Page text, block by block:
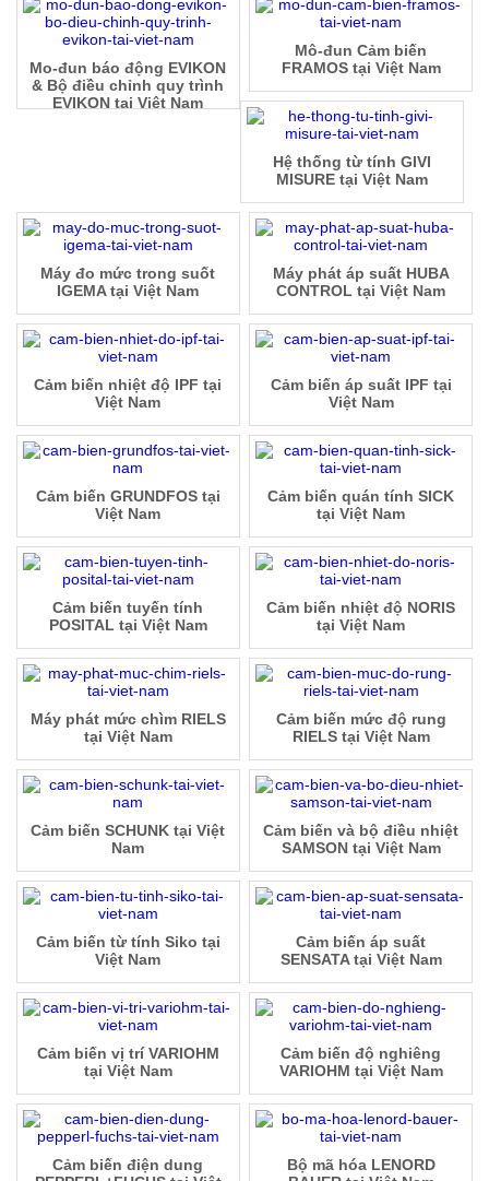
Mo-đun báo động EVIKON
& Bộ điều chỉnh quy trình
EVIKON tại Việt Nam
Mô-đun Cảm biến
FRAMOS tại Việt Nam
Hệ thống từ tính GIVI
MISURE tại Việt Nam
Máy phát áp suất HUBA
CONTROL tại Việt Nam
Máy đo mức trong suốt
IGEMA tại Việt Nam
Cảm biến áp suất IPF tại
Việt Nam
Cảm biến nhiệt độ IPF tại
Việt Nam
Cảm biến quán tính SICK
tại Việt Nam
Cảm biến GRUNDFOS tại
Việt Nam
Cảm biến nhiệt độ NORIS
tại Việt Nam
Cảm biến tuyến tính
POSITAL tại Việt Nam
Cảm biến mức độ rung
RIELS tại Việt Nam
Máy phát mức chìm RIELS
tại Việt Nam
Cảm biến và bộ điều nhiệt
SAMSON tại Việt Nam
Cảm biến SCHUNK tại Việt
Nam
Cảm biến áp suất
SENSATA tại Việt Nam
Cảm biến từ tính Siko tại
Việt Nam
Cảm biến độ nghiêng
VARIOHM tại Việt Nam
Cảm biến vị trí VARIOHM
tại Việt Nam
Bộ mã hóa LENORD
Cảm biến điện dung